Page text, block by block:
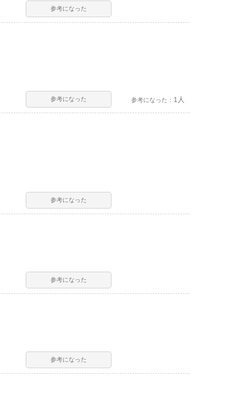
参考になった
参考になった 参考になった： 1人
参考になった
参考になった
参考になった